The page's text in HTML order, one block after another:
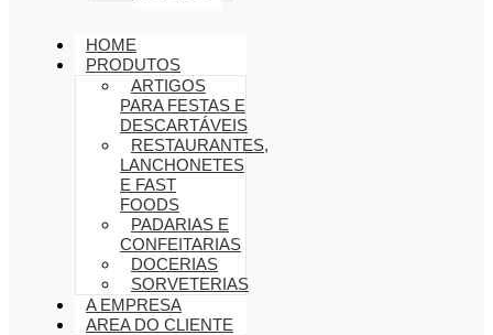
HOME
PRODUTOS
ARTIGOS
PARA FESTAS E
DESCARTÁVEIS
RESTAURANTES,
LANCHONETES
E FAST
FOODS
PADARIAS E
CONFEITARIAS
DOCERIAS
SORVETERIAS
A EMPRESA
AREA DO CLIENTE